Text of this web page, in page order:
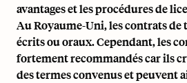
avantages et les procédures de
Au Royaume-Uni, les contrats
écrits ou oraux. Cependant, les
fortement recommandés car ils
des termes convenus et peuvent